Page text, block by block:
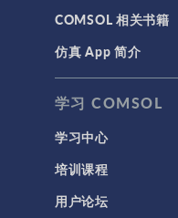
COMSOL 相关书籍
仿真 App 简介
学习 COMSOL
学习中心
培训课程
用户论坛